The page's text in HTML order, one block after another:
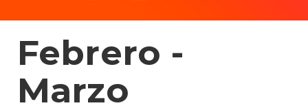
Febrero -
Marzo